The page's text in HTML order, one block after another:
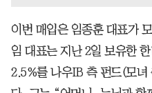
이번 매입은 임종훈 대표가
임 대표는 지난 2일 보유한
2.5%를 나우IB 측 펀드(모녀